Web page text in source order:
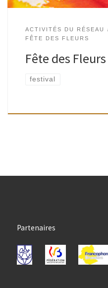
ACTIVITÉS DU RÉSEAU
FÊTE DES FLEURS
Fête des Fleurs
festival
Partenaires